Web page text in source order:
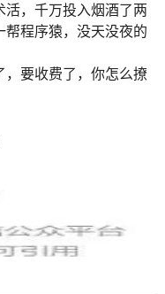
，千万投入烟酒了两
程序猿，没天没夜的
，要收费了，你怎么撩